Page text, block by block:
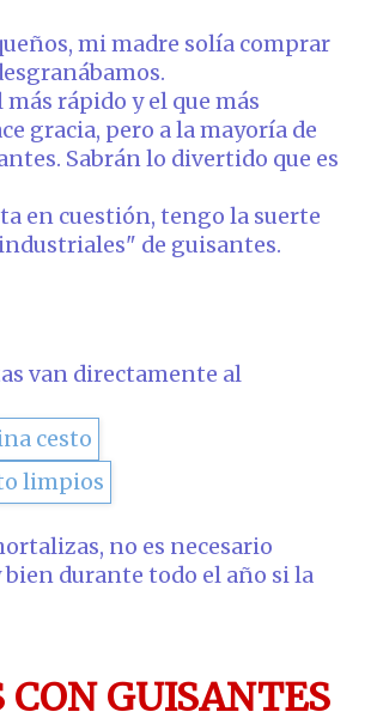
mi madre solía comprar
rápido y el que más
gracia, pero a la mayoría de
Sabrán lo divertido que es
en cuestión, tengo la suerte
de guisantes.
van directamente al
no es necesario
durante todo el año si la
CON GUISANTES